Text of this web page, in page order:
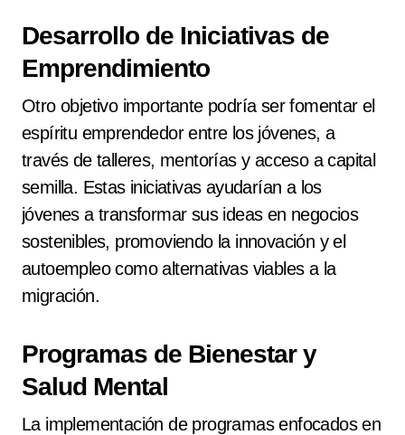
Desarrollo de Iniciativas de
Emprendimiento
Otro objetivo importante podría ser fomentar el
espíritu emprendedor entre los jóvenes, a
través de talleres, mentorías y acceso a capital
semilla. Estas iniciativas ayudarían a los
jóvenes a transformar sus ideas en negocios
sostenibles, promoviendo la innovación y el
autoempleo como alternativas viables a la
migración.
Programas de Bienestar y
Salud Mental
La implementación de programas enfocados en